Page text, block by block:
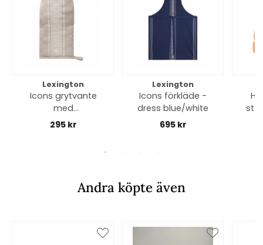
Lexington
Icons grytvante
med
jacquardstjärna -
295 kr
Lexington
Icons förkläde -
dress blue/white
695 kr
Andra köpte även